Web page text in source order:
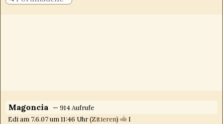
Magoncia — 914 Aufrufe
Edi am 7.6.07 um 11:46 Uhr (Zitieren) I